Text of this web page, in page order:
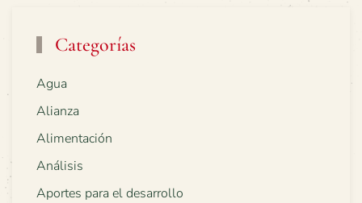
Categorías
Agua
Alianza
Alimentación
Análisis
Aportes para el desarrollo